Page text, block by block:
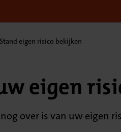
Stand eigen risico bekijken
eigen
over is van uw eigen